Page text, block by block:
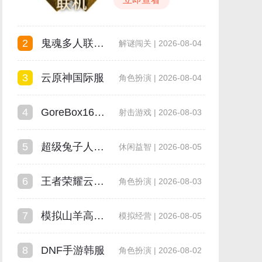
2 鬼魂多人联机版 解谜闯关 | 2026-08-04
3 云原神国际服 角色扮演 | 2026-08-04
4 GoreBox16.0最新版本 射击游戏 | 2026-08-03
5 超级兔子人双人手机版 休闲益智 | 2026-08-05
6 王者荣耀云游戏 角色扮演 | 2026-08-03
7 模拟山羊高级版 模拟经营 | 2026-08-05
8 DNF手游韩服 角色扮演 | 2026-08-02